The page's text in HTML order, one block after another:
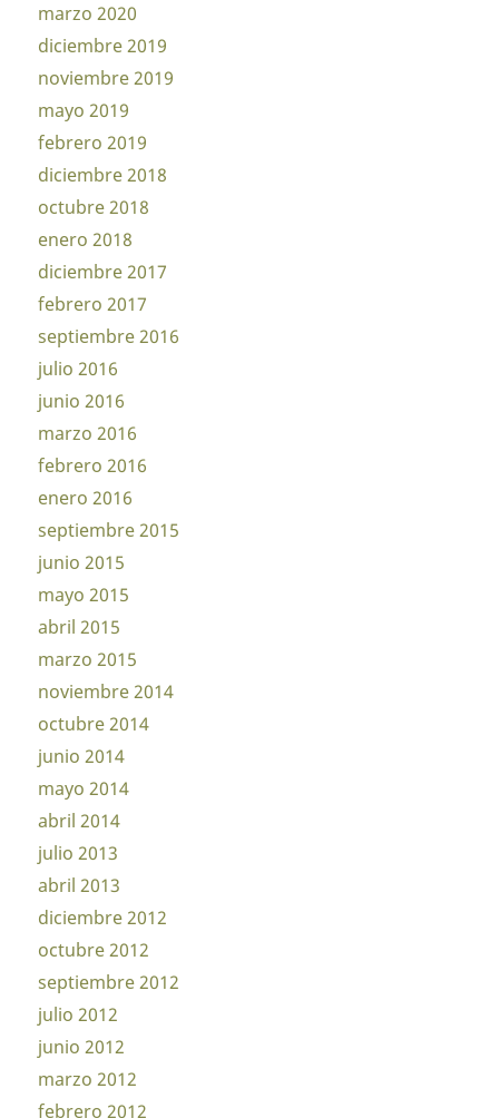
marzo 2020
diciembre 2019
noviembre 2019
mayo 2019
febrero 2019
diciembre 2018
octubre 2018
enero 2018
diciembre 2017
febrero 2017
septiembre 2016
julio 2016
junio 2016
marzo 2016
febrero 2016
enero 2016
septiembre 2015
junio 2015
mayo 2015
abril 2015
marzo 2015
noviembre 2014
octubre 2014
junio 2014
mayo 2014
abril 2014
julio 2013
abril 2013
diciembre 2012
octubre 2012
septiembre 2012
julio 2012
junio 2012
marzo 2012
febrero 2012